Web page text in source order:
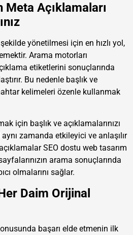
Meta Açıklamaları
yönetilmesi için en hızlı yol,
Arama motorları
etiketlerini sonuçlarında
Bu nedenle başlık ve
kelimeleri özenle kullanmak
için başlık ve açıklamalarınızı
zamanda etkileyici ve anlaşılır
SEO dostu web tasarım
arama sonuçlarında
olmalarını sağlar.
Daim Orijinal
başarı elde etmenin ilk